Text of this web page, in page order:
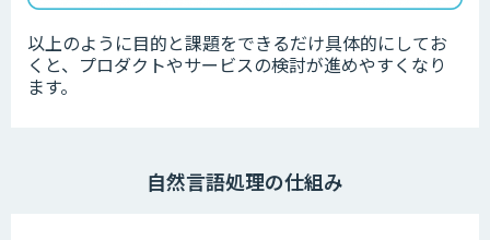
以上のように目的と課題をできるだけ具体的にしてお
くと、プロダクトやサービスの検討が進めやすくなり
ます。
自然言語処理の仕組み